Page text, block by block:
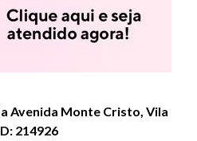
Avenida Monte Cristo, Vila
214926